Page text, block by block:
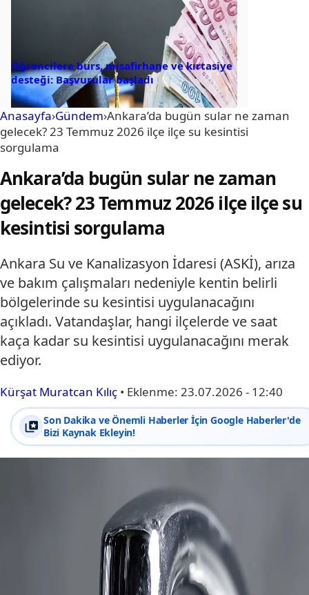
Öğrencilere burs, misafirhane ve kırtasiye
desteği: Başvurular başladı
Anasayfa›Gündem›Ankara’da bugün sular ne zaman
gelecek? 23 Temmuz 2026 ilçe ilçe su kesintisi
sorgulama
Ankara’da bugün sular ne zaman
gelecek? 23 Temmuz 2026 ilçe ilçe su
kesintisi sorgulama
Ankara Su ve Kanalizasyon İdaresi (ASKİ), arıza
ve bakım çalışmaları nedeniyle kentin belirli
bölgelerinde su kesintisi uygulanacağını
açıkladı. Vatandaşlar, hangi ilçelerde ve saat
kaça kadar su kesintisi uygulanacağını merak
ediyor.
Kürşat Muratcan Kılıç • Eklenme: 23.07.2026 - 12:40
Son Dakika ve Önemli Haberler İçin Google Haberler'de
Bizi Kaynak Ekleyin!